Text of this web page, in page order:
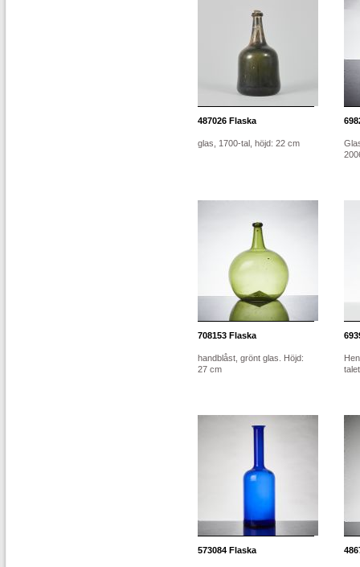
487026 Flaska
glas, 1700-tal, höjd: 22 cm
708153 Flaska
handblåst, grönt glas. Höjd:
27 cm
573084 Flaska